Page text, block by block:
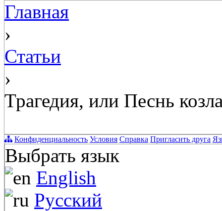
Главная
›
Статьи
›
Трагедия, или Песнь
Конфиденциальность Условия Справка Пригласить друга
Выбрать язык
English
Русский